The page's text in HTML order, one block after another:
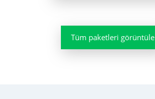
Tüm paketleri görüntüle